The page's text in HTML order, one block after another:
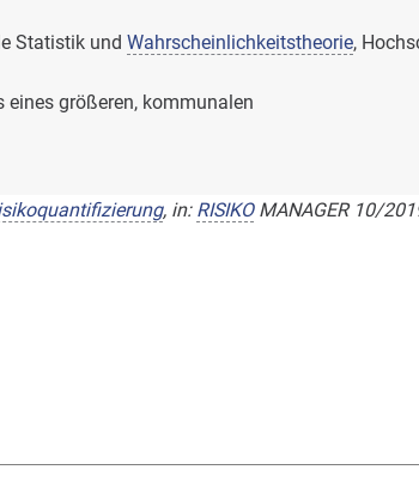
Statistik und Wahrscheinlichkeitstheorie,
größeren, kommunalen
, in: RISIKOMANAGER 10/